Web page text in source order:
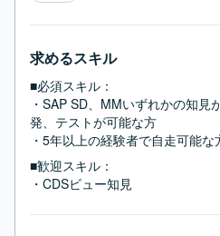
求めるスキル
■必須スキル：
・SAP SD、MMいずれかの知見
発、テストが可能な方
・5年以上の経験者で自走可能な
■歓迎スキル：
・CDSビュー知見